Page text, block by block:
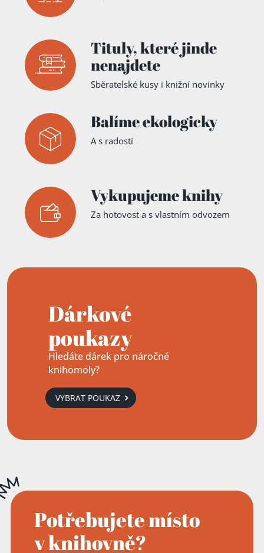
Tituly,které jinde
nenajdete
Sběratelské kusy i knižní novinky
Balíme ekologicky
A s radostí
Vykupujeme knihy
Za hotovost a s vlastním odvozem
Dárkové
poukazy
Hledáte dárek pro náročné
knihomoly?
VYBRAT POUKAZ
Potřebujete místo
v knihovně?